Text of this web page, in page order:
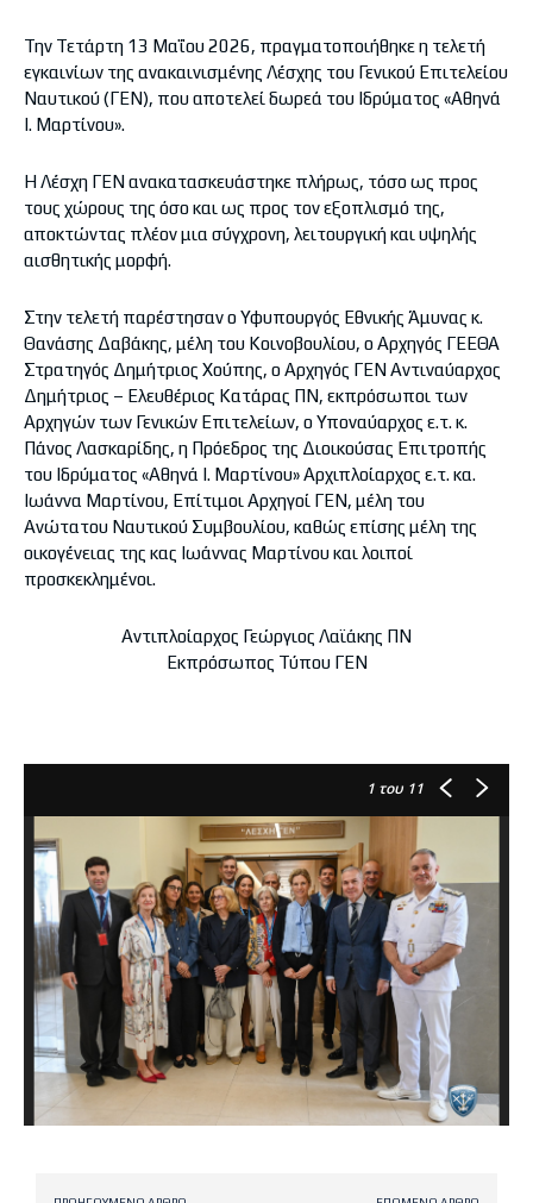
Την Τετάρτη 13 Μαΐου 2026, πραγματοποιήθηκε η τελετή
εγκαινίων της ανακαινισμένης Λέσχης του Γενικού Επιτελείου
Ναυτικού (ΓΕΝ), που αποτελεί δωρεά του Ιδρύματος «Αθηνά
Ι. Μαρτίνου».
Η Λέσχη ΓΕΝ ανακατασκευάστηκε πλήρως, τόσο ως προς
τους χώρους της όσο και ως προς τον εξοπλισμό της,
αποκτώντας πλέον μια σύγχρονη, λειτουργική και υψηλής
αισθητικής μορφή.
Στην τελετή παρέστησαν ο Υφυπουργός Εθνικής Άμυνας κ.
Θανάσης Δαβάκης, μέλη του Κοινοβουλίου, ο Αρχηγός ΓΕΕΘΑ
Στρατηγός Δημήτριος Χούπης, ο Αρχηγός ΓΕΝ Αντιναύαρχος
Δημήτριος – Ελευθέριος Κατάρας ΠΝ, εκπρόσωποι των
Αρχηγών των Γενικών Επιτελείων, ο Υποναύαρχος ε.τ. κ.
Πάνος Λασκαρίδης, η Πρόεδρος της Διοικούσας Επιτροπής
του Ιδρύματος «Αθηνά Ι. Μαρτίνου» Αρχιπλοίαρχος ε.τ. κα.
Ιωάννα Μαρτίνου, Επίτιμοι Αρχηγοί ΓΕΝ, μέλη του
Ανώτατου Ναυτικού Συμβουλίου, καθώς επίσης μέλη της
οικογένειας της κας Ιωάννας Μαρτίνου και λοιποί
προσκεκλημένοι.
Αντιπλοίαρχος Γεώργιος Λαϊάκης ΠΝ
Εκπρόσωπος Τύπου ΓΕΝ
1 του 11